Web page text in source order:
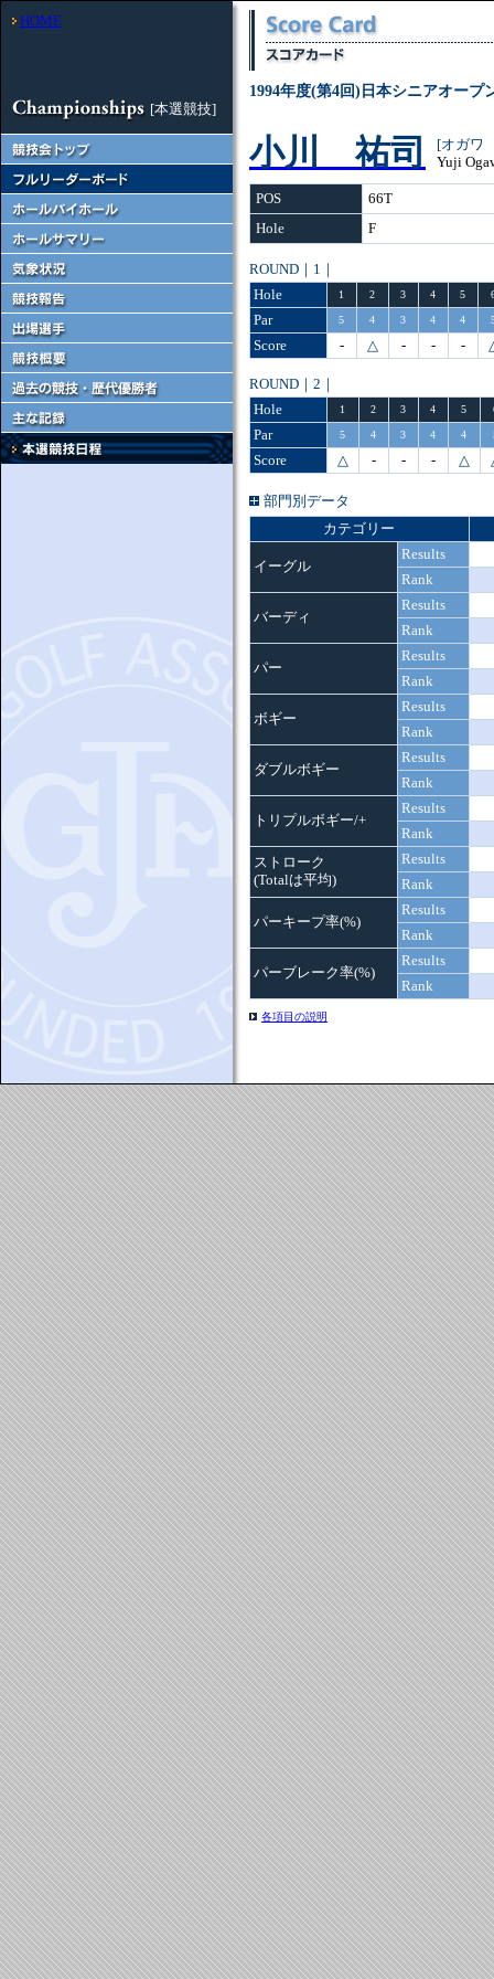
HOME
[本選競技]
1994年度(第4回)日本シニアオープ
小川 祐司
[オガワ
Yuji
POS
66T
Hole
F
ROUND｜1｜
Hole
1 2 3 4 5
Par 5 4 3 4 4
Score - △ - - -
ROUND｜2｜
Hole
1 2 3 4 5
Par 5 4 3 4 4
Score △ - - - △
部門別データ
カテゴリー
イーグル
Results
Rank
バーディ
Results
Rank
パー
Results
Rank
ボギー
Results
Rank
ダブルボギー
Results
Rank
トリプルボギー/+
Results
Rank
ストローク
(Totalは平均)
Results
Rank
パーキープ率(%)
Results
Rank
パーブレーク率(%)
Results
Rank
各項目の説明